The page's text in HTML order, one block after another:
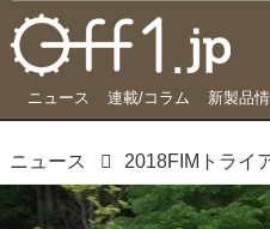
ニュース 連載/コラム 新製品
ニュース